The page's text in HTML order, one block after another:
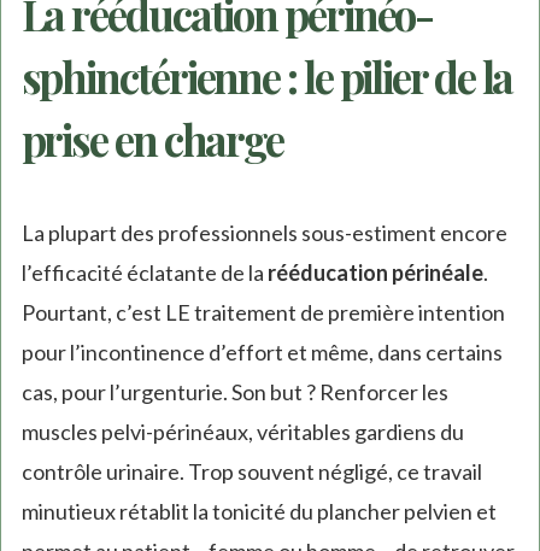
La rééducation périnéo-
sphinctérienne : le pilier de la
prise en charge
La plupart des professionnels sous-estiment encore
l’efficacité éclatante de la rééducation périnéale.
Pourtant, c’est LE traitement de première intention
pour l’incontinence d’effort et même, dans certains
cas, pour l’urgenturie. Son but ? Renforcer les
muscles pelvi-périnéaux, véritables gardiens du
contrôle urinaire. Trop souvent négligé, ce travail
minutieux rétablit la tonicité du plancher pelvien et